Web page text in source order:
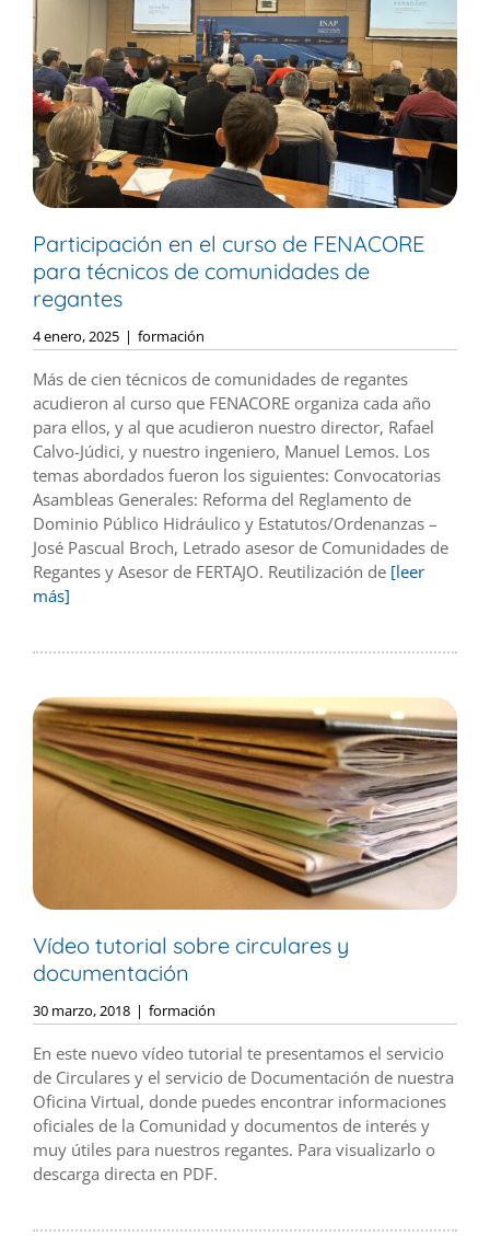
Participación en el curso de FENACORE
para técnicos de comunidades de
regantes
4 enero, 2025 | formación
Más de cien técnicos de comunidades de regantes
acudieron al curso que FENACORE organiza cada año
para ellos, y al que acudieron nuestro director, Rafael
Calvo-Júdici, y nuestro ingeniero, Manuel Lemos. Los
temas abordados fueron los siguientes: Convocatorias
Asambleas Generales: Reforma del Reglamento de
Dominio Público Hidráulico y Estatutos/Ordenanzas –
José Pascual Broch, Letrado asesor de Comunidades de
Regantes y Asesor de FERTAJO. Reutilización de[leer
más]
Vídeo tutorial sobre circulares y
documentación
30 marzo, 2018 | formación
En este nuevo vídeo tutorial te presentamos el servicio
de Circulares y el servicio de Documentación de nuestra
Oficina Virtual, donde puedes encontrar informaciones
oficiales de la Comunidad y documentos de interés y
muy útiles para nuestros regantes. Para visualizarlo o
descarga directa en PDF.